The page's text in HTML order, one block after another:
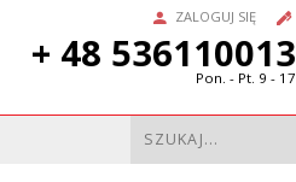
ZALOGUJ SIĘ
+ 48 536110013
Pon. - Pt. 9 - 17